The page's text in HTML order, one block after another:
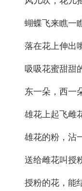
蝴蝶飞来瞧一
落在花上伸出
吸吸花蜜甜甜
东一朵，西一
雄花上起飞雌
雄花的粉，沾
送给雌花叫授
授粉的花，能